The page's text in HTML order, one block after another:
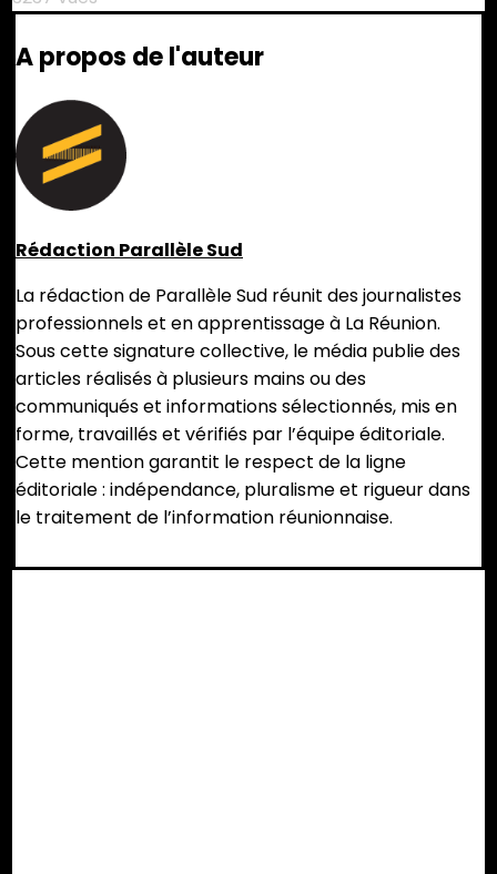
A propos de l'auteur
Rédaction Parallèle Sud
La rédaction de Parallèle Sud réunit des journalistes
professionnels et en apprentissage à La Réunion.
Sous cette signature collective, le média publie des
articles réalisés à plusieurs mains ou des
communiqués et informations sélectionnés, mis en
forme, travaillés et vérifiés par l’équipe éditoriale.
Cette mention garantit le respect de la ligne
éditoriale : indépendance, pluralisme et rigueur dans
le traitement de l’information réunionnaise.